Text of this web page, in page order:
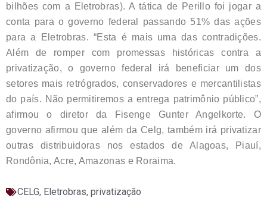
bilhões com a Eletrobras). A tática de Perillo foi jogar a
conta para o governo federal passando 51% das ações
para a Eletrobras. “Esta é mais uma das contradições.
Além de romper com promessas históricas contra a
privatização, o governo federal irá beneficiar um dos
setores mais retrógrados, conservadores e mercantilistas
do país. Não permitiremos a entrega patrimônio público”,
afirmou o diretor da Fisenge Gunter Angelkorte. O
governo afirmou que além da Celg, também irá privatizar
outras distribuidoras nos estados de Alagoas, Piauí,
Rondônia, Acre, Amazonas e Roraima.
CELG, Eletrobras, privatização